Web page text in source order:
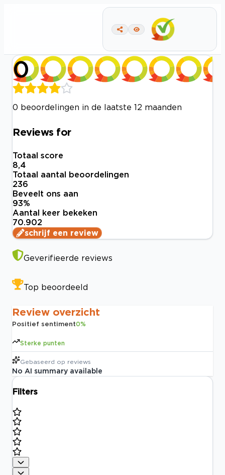
0
0 beoordelingen in de laatste 12 maanden
Reviews for
Totaal score
8,4
Totaal aantal beoordelingen
236
Beveelt ons aan
93%
Aantal keer bekeken
70.902
schrijf een review
Geverifieerde reviews
Top beoordeeld
Review overzicht
Positief sentiment0%
Sterke punten
Gebaseerd op reviews
No AI summary available
Filters